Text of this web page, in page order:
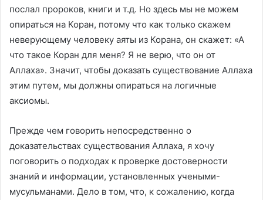
послал пророков, книги и т.д. Но здесь мы не можем
опираться на Коран, потому что как только скажем
неверующему человеку аяты из Корана, он скажет: «А
что такое Коран для меня? Я не верю, что он от
Аллаха». Значит, чтобы доказать существование Аллаха
этим путем, мы должны опираться на логичные
аксиомы.
Прежде чем говорить непосредственно о
доказательствах существования Аллаха, я хочу
поговорить о подходах к проверке достоверности
знаний и информации, установленных учеными-
мусульманами. Дело в том, что, к сожалению, когда